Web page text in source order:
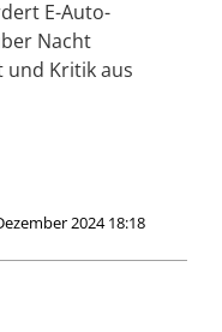
E-Auto-
Nacht
Kritik aus
2024 18:18